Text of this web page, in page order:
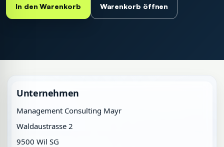
In den Warenkorb Warenkorb öffnen
Unternehmen
Management Consulting Mayr
Waldaustrasse 2
9500 Wil SG